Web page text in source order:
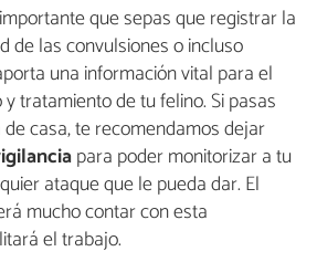
que sepas que registrar la
de las convulsiones o incluso
una información vital para el
tratamiento de tu felino. Si pasas
casa, te recomendamos dejar
para poder monitorizar a tu
ataque que le pueda dar. El
mucho contar con esta
el trabajo.